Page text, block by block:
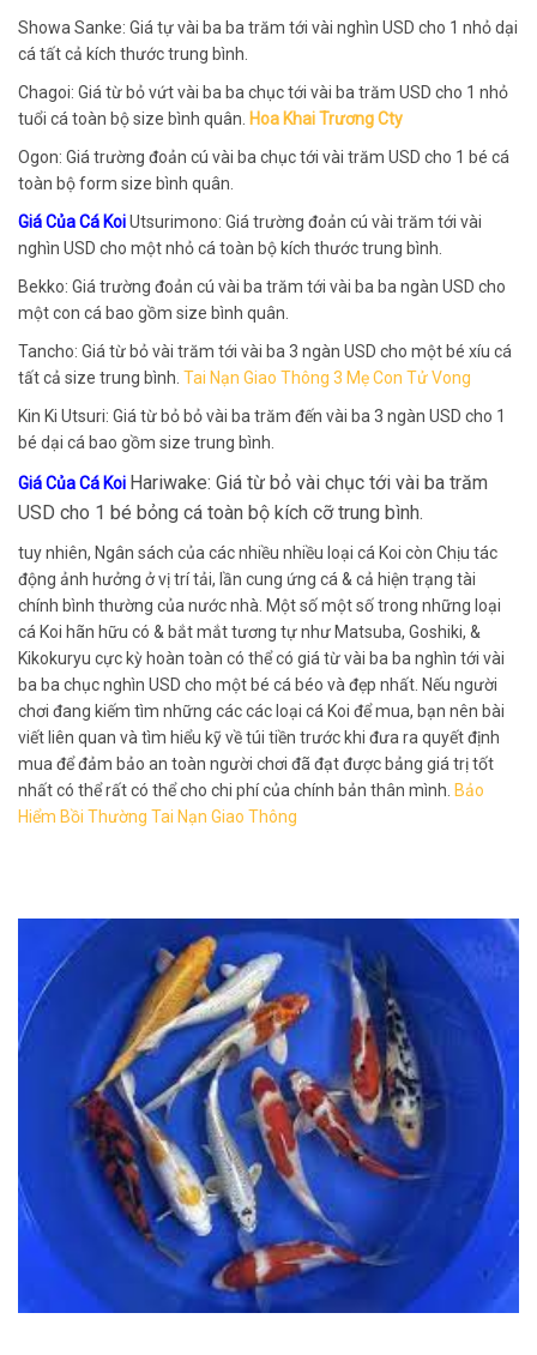
Showa Sanke: Giá tự vài ba ba trăm tới vài nghìn USD cho 1 nhỏ dại
cá tất cả kích thước trung bình.
Chagoi: Giá từ bỏ vứt vài ba ba chục tới vài ba trăm USD cho 1 nhỏ
tuổi cá toàn bộ size bình quân. Hoa Khai Trương Cty
Ogon: Giá trường đoản cú vài ba chục tới vài trăm USD cho 1 bé cá
toàn bộ form size bình quân.
Giá Của Cá KoiUtsurimono: Giá trường đoản cú vài trăm tới vài
nghìn USD cho một nhỏ cá toàn bộ kích thước trung bình.
Bekko: Giá trường đoản cú vài ba trăm tới vài ba ba ngàn USD cho
một con cá bao gồm size bình quân.
Tancho: Giá từ bỏ vài trăm tới vài ba 3 ngàn USD cho một bé xíu cá
tất cả size trung bình. Tai Nạn Giao Thông 3 Mẹ Con Tử Vong
Kin Ki Utsuri: Giá từ bỏ bỏ vài ba trăm đến vài ba 3 ngàn USD cho 1
bé dại cá bao gồm size trung bình.
Giá Của Cá Koi Hariwake: Giá từ bỏ vài chục tới vài ba trăm
USD cho 1 bé bỏng cá toàn bộ kích cỡ trung bình.
tuy nhiên, Ngân sách của các nhiều nhiều loại cá Koi còn Chịu tác
động ảnh hưởng ở vị trí tải, lần cung ứng cá & cả hiện trạng tài
chính bình thường của nước nhà. Một số một số trong những loại
cá Koi hãn hữu có & bắt mắt tương tự như Matsuba, Goshiki, &
Kikokuryu cực kỳ hoàn toàn có thể có giá từ vài ba ba nghìn tới vài
ba ba chục nghìn USD cho một bé cá béo và đẹp nhất. Nếu người
chơi đang kiếm tìm những các các loại cá Koi để mua, bạn nên bài
viết liên quan và tìm hiểu kỹ về túi tiền trước khi đưa ra quyết định
mua để đảm bảo an toàn người chơi đã đạt được bảng giá trị tốt
nhất có thể rất có thể cho chi phí của chính bản thân mình. Bảo
Hiểm Bồi Thường Tai Nạn Giao Thông